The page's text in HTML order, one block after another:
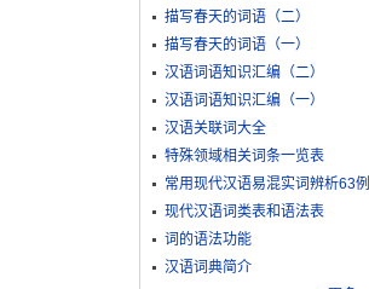
描写春天的词语（二）
描写春天的词语（一）
汉语词语知识汇编（二）
汉语词语知识汇编（一）
汉语关联词大全
特殊领域相关词条一览表
常用现代汉语易混实词辨析63例
现代汉语词类表和语法表
词的语法功能
汉语词典简介